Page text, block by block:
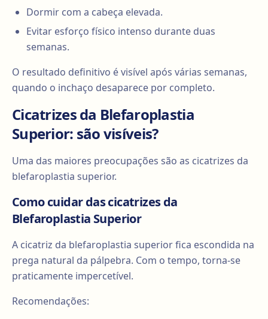
Dormir com a cabeça elevada.
Evitar esforço físico intenso durante duas
semanas.
O resultado definitivo é visível após várias semanas,
quando o inchaço desaparece por completo.
Cicatrizes da Blefaroplastia
Superior: são visíveis?
Uma das maiores preocupações são as cicatrizes da
blefaroplastia superior.
Como cuidar das cicatrizes da
Blefaroplastia Superior
A cicatriz da blefaroplastia superior fica escondida na
prega natural da pálpebra. Com o tempo, torna-se
praticamente impercetível.
Recomendações: